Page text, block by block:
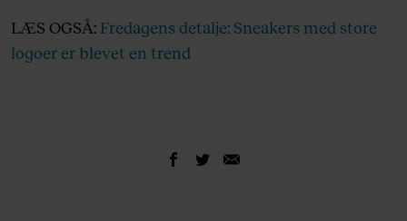
LÆS OGSÅ: Fredagens detalje: Sneakers med store
logoer er blevet en trend